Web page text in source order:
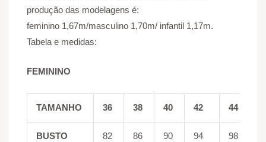
produção das modelagens é:
feminino 1,67m/masculino 1,70m/ infantil 1,17m.
Tabela e medidas:
FEMININO
TAMANHO 36 38 40 42 44
BUSTO 82 86 90 94 98